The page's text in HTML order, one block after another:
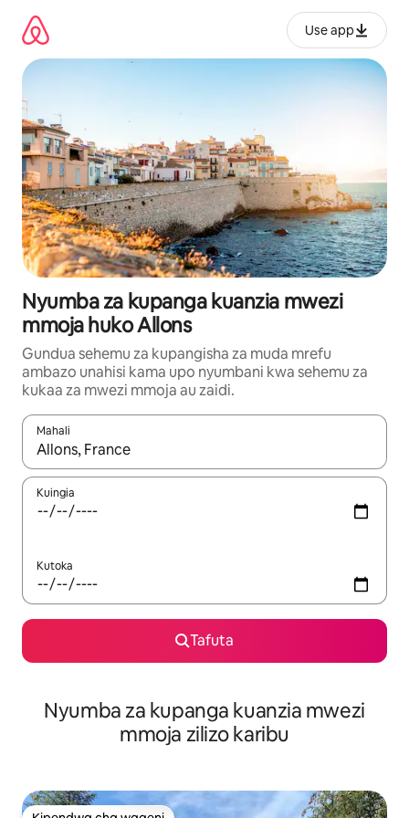
kwenda
kwenye
maudhui
Use app
Nyumba za kupanga kuanzia mwezi
mmoja huko Allons
Gundua sehemu za kupangisha za muda mrefu
ambazo unahisi kama upo nyumbani kwa sehemu za
kukaa za mwezi mmoja au zaidi.
Mahali
Wakati matokeo yanapatikana, vinjari kwa kutumia vitufe vya
Kuingia
Kutoka
Tafuta
Nyumba za kupanga kuanzia mwezi
mmoja zilizo karibu